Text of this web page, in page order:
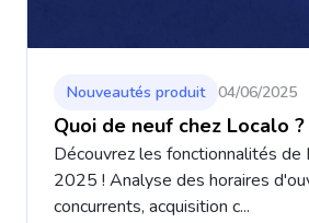
Nouveautés produit 04/06/2025
Quoi de neuf chez Localo
Découvrez les fonctionnalités de
2025 ! Analyse des horaires
concurrents, acquisition c...